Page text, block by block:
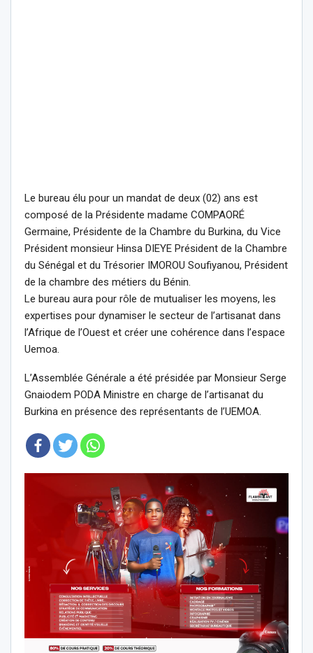
Le bureau élu pour un mandat de deux (02) ans est
composé de la Présidente madame COMPAORÉ
Germaine, Présidente de la Chambre du Burkina, du Vice
Président monsieur Hinsa DIEYE Président de la Chambre
du Sénégal et du Trésorier IMOROU Soufiyanou, Président
de la chambre des métiers du Bénin.
Le bureau aura pour rôle de mutualiser les moyens, les
expertises pour dynamiser le secteur de l’artisanat dans
l’Afrique de l’Ouest et créer une cohérence dans l’espace
Uemoa.
L’Assemblée Générale a été présidée par Monsieur Serge
Gnaiodem PODA Ministre en charge de l’artisanat du
Burkina en présence des représentants de l’UEMOA.